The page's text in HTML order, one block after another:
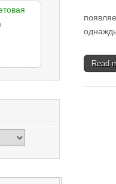
Read